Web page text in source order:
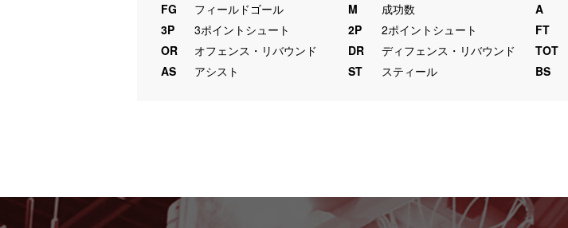
FG
フィールドゴール M 成功数 A
3P
3ポイントシュート 2P 2ポイントシュート FT
OR
オフェンス・リバウンド DR ディフェンス・リバウンド TOT
AS
アシスト ST スティール BS